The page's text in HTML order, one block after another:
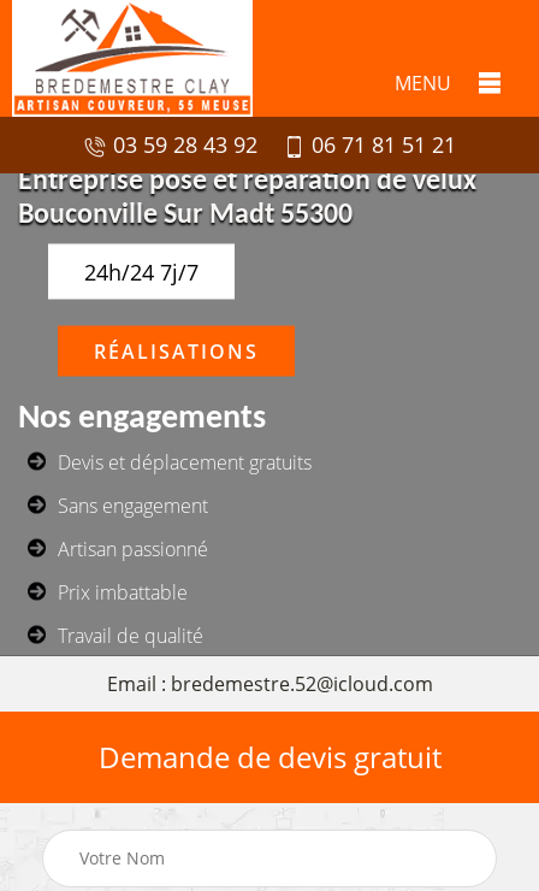
MENU
03 59 28 43 92
06 71 81 51 21
Entreprise pose et réparation de velux
Bouconville Sur Madt 55300
24h/24 7j/7
RÉALISATIONS
Nos engagements
Devis et déplacement gratuits
Sans engagement
Artisan passionné
Prix imbattable
Travail de qualité
Email : bredemestre.52@icloud.com
Demande de devis gratuit